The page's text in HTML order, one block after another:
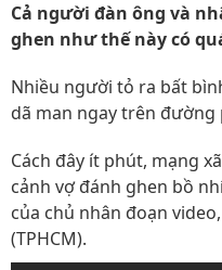
Cả người đàn ông và
ghen như thế này có
Nhiều người tỏ ra bất
dã man ngay trên đường
Cách đây ít phút, mạng
cảnh vợ đánh ghen bồ
của chủ nhân đoạn
(TPHCM).